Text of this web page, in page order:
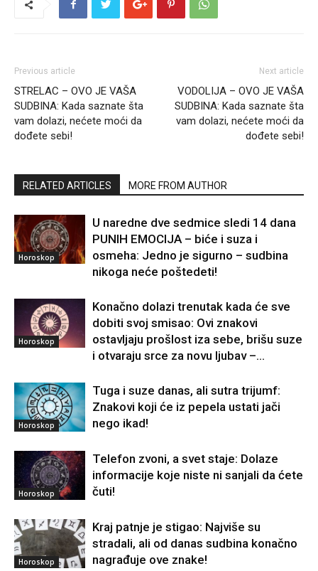
Previous article
STRELAC – OVO JE VAŠA
SUDBINA: Kada saznate šta
vam dolazi, nećete moći da
dođete sebi!
Next article
VODOLIJA – OVO JE VAŠA
SUDBINA: Kada saznate šta
vam dolazi, nećete moći da
dođete sebi!
RELATED ARTICLES MORE FROM AUTHOR
Horoskop
U naredne dve sedmice sledi 14 dana
PUNIH EMOCIJA – biće i suza i
osmeha: Jedno je sigurno – sudbina
nikoga neće poštedeti!
Horoskop
Konačno dolazi trenutak kada će sve
dobiti svoj smisao: Ovi znakovi
ostavljaju prošlost iza sebe, brišu suze
i otvaraju srce za novu ljubav –...
Horoskop
Tuga i suze danas, ali sutra trijumf:
Znakovi koji će iz pepela ustati jači
nego ikad!
Horoskop
Telefon zvoni, a svet staje: Dolaze
informacije koje niste ni sanjali da ćete
čuti!
Horoskop
Kraj patnje je stigao: Najviše su
stradali, ali od danas sudbina konačno
nagrađuje ove znake!